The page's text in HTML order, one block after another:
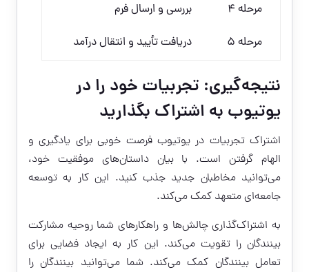
مرحله 4
بررسی و ارسال فرم
مرحله 5
دریافت تأیید و انتقال درآمد
نتیجه‌گیری: تجربیات خود را در
یوتیوب به اشتراک بگذارید
اشتراک تجربیات در یوتیوب فرصت خوبی برای یادگیری و
الهام گرفتن است. با بیان داستان‌های موفقیت خود،
می‌توانید مخاطبان جدید جذب کنید. این کار به توسعه
جامعه‌ای متعهد کمک می‌کند.
به اشتراک‌گذاری چالش‌ها و راهکارهای شما روحیه مشارکت
بینندگان را تقویت می‌کند. این کار به ایجاد فضایی برای
تعامل بینندگان کمک می‌کند. شما می‌توانید بینندگان را